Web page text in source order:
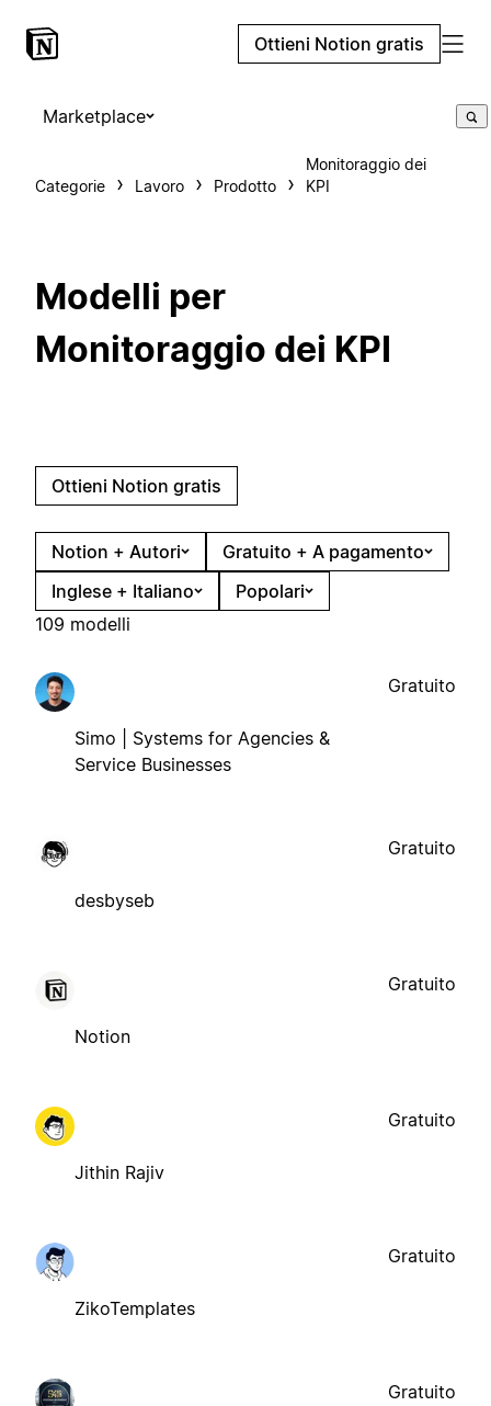
Ottieni Notion gratis
Marketplace
Categorie Lavoro Prodotto
Monitoraggio dei
KPI
Modelli per
Monitoraggio dei KPI
Ottieni Notion gratis
Notion + Autori
Gratuito + A pagamento
Inglese + Italiano
Popolari
109 modelli
Simo | Systems for Agencies &
Service Businesses
Gratuito
desbyseb
Gratuito
Notion
Gratuito
Jithin Rajiv
Gratuito
ZikoTemplates
Gratuito
Gratuito